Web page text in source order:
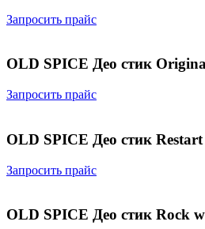
Запросить прайс
OLD SPICE Део стик
Запросить прайс
OLD SPICE Део стик
Запросить прайс
OLD SPICE Део стик Rock